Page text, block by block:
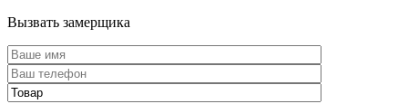
Вызвать замерщика